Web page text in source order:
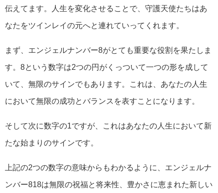
伝えてます。人生を変化させることで、守護天使たちはあ
なたをツインレイの元へと連れていってくれます。
まず、エンジェルナンバー8がとても重要な役割を果たしま
す。8という数字は2つの円がくっついて一つの形を成して
いて、無限のサインでもあります。これは、あなたの人生
において無限の成功とバランスを表すことになります。
そして次に数字の1ですが、これはあなたの人生において新
たな始まりのサインです。
上記の2つの数字の意味からもわかるように、エンジェルナ
ンバー818は無限の祝福と将来性、豊かさに恵まれた新しい